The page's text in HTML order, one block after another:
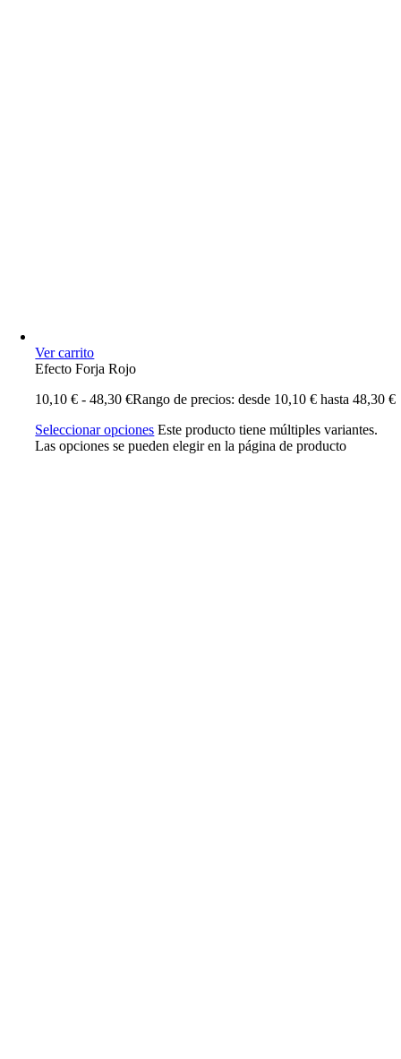
Ver carrito
Efecto Forja Rojo
10,10€ - 48,30€Rango de precios: desde 10,10 € hasta 48,30 €
Seleccionar opciones Este producto tiene múltiples variantes.
Las opciones se pueden elegir en la página de producto